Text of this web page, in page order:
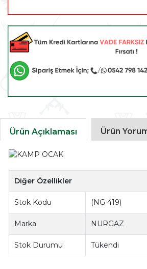
Ürün Açıklaması Ürün
Diğer Özellikler
Stok Kodu (NG 419)
Marka NURGAZ
Stok Durumu Tükendi